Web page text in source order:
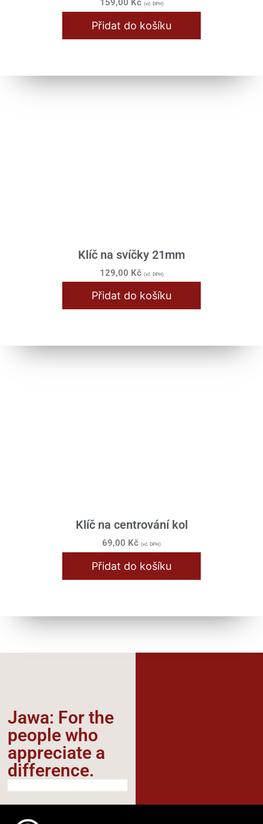
159,00 Kč (vč. DPH)
Přidat do košíku
Klíč na svíčky 21mm
129,00 Kč (vč. DPH)
Přidat do košíku
Klíč na centrování kol
69,00 Kč (vč. DPH)
Přidat do košíku
Jawa: For the
people who
appreciate a
difference.​